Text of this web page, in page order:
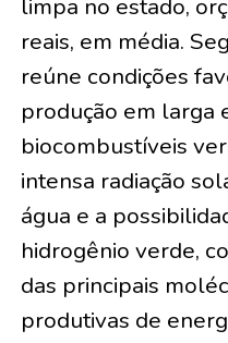
limpa no estado,
reais, em média.
reúne condições
produção em larga
biocombustíveis
intensa radiação
água e a
hidrogênio verde,
das principais
produtivas de